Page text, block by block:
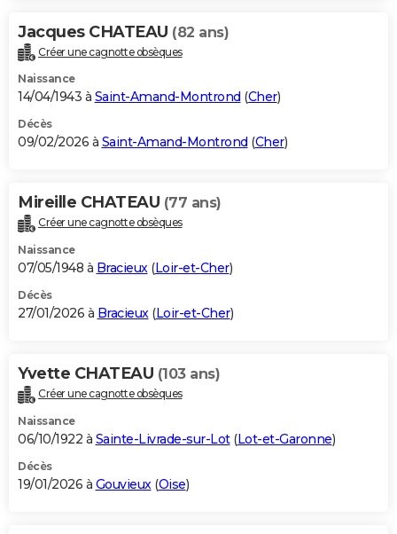
Jacques CHATEAU (82 ans)
Créer une cagnotte obsèques
Naissance
14/04/1943 à Saint-Amand-Montrond (Cher)
Décès
09/02/2026 à Saint-Amand-Montrond (Cher)
Mireille CHATEAU (77 ans)
Créer une cagnotte obsèques
Naissance
07/05/1948 à Bracieux(Loir-et-Cher)
Décès
27/01/2026 à Bracieux(Loir-et-Cher)
Yvette CHATEAU (103 ans)
Créer une cagnotte obsèques
Naissance
06/10/1922 à Sainte-Livrade-sur-Lot(Lot-et-Garonne)
Décès
19/01/2026 à Gouvieux(Oise)